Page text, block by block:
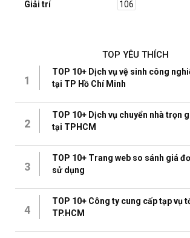
Giải trí 106
TOP YÊU THÍCH
1
TOP 10+ Dịch vụ vệ sinh công
tại TP Hồ Chí Minh
2
TOP 10+ Dịch vụ chuyển nhà trọn
tại TPHCM
3
TOP 10+ Trang web so sánh giá
sử dụng
4
TOP 10+ Công ty cung cấp tạp vụ
TP.HCM